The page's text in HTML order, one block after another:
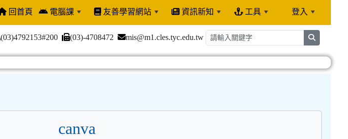
回首頁 電腦課 友善學習網站 資訊新知 工具 登入
(03)4792153#200 (03)-4708472 mis@m1.cles.tyc.edu.tw
canva